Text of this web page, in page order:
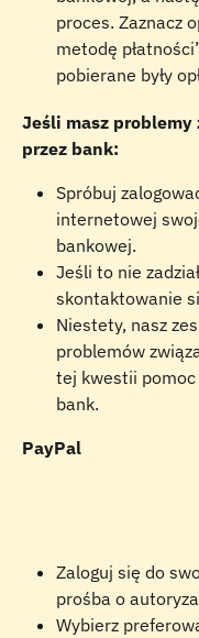
proces. Zaznacz
metodę
pobierane były
Jeśli masz
przez bank:
Spróbuj
internetowej
bankowej.
Jeśli to nie
skontaktowanie
Niestety, nasz
problemów
tej kwestii pomoc
bank.
PayPal
Zaloguj się do
prośba o
Wybierz